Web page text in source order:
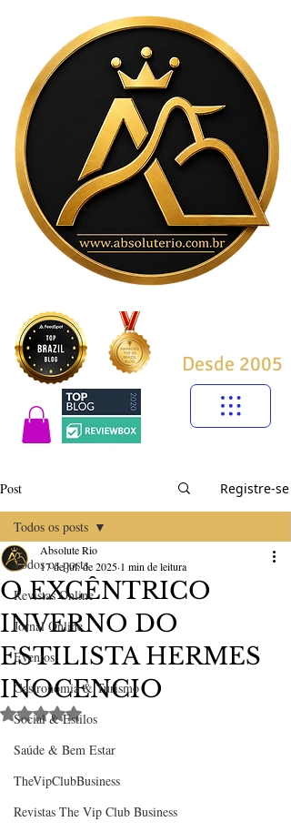
Desde 2005
Post Registre-se
Todos os posts
Revistas Online
Jornal Online
Eventos
Gastronomia & Turismo
Social & Estilos
Saúde & Bem Estar
TheVipClubBusiness
Revistas The Vip Club Business
Todos os posts
O EXCÊNTRICO
INVERNO DO
ESTILISTA HERMES
INOCENCIO
Absolute Rio
17 de jul. de 2025 1 min de leitura
Avaliado com NaN de 5 estrelas.